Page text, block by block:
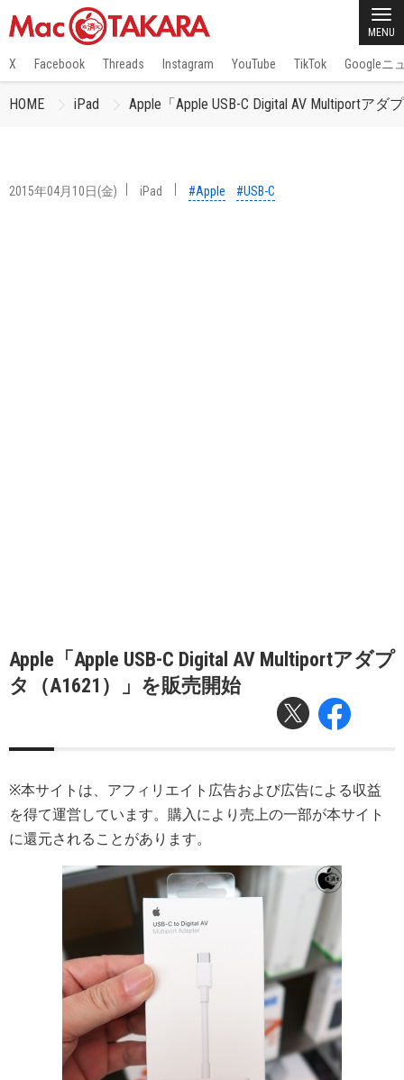
MENU
X Facebook Threads Instagram YouTube TikTok Googleニ
HOME iPad Apple「Apple USB-C Digital AV Multiportア
2015年04月10日(金) iPad #Apple #USB-C
Apple「Apple USB-C Digital AV Multiportアダプ
タ（A1621）」を販売開始
※本サイトは、アフィリエイト広告および広告による収益
を得て運営しています。購入により売上の一部が本サイト
に還元されることがあります。